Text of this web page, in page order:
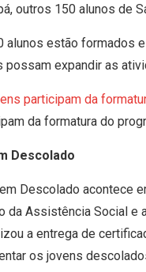
outros 150 alunos de
alunos estão formados
possam expandir as
da formatura do
Descolado
Descolado acontece
da Assistência Social e
a entrega de
os jovens